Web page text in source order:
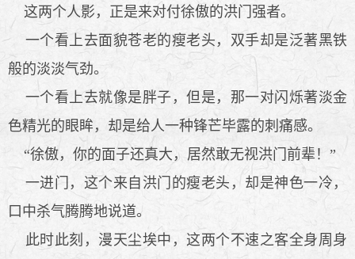
这两个人影，正是来对付徐傲的洪门强者。
一个看上去面貌苍老的瘦老头，双手却是泛著黑铁
般的淡淡气劲。
一个看上去就像是胖子，但是，那一对闪烁著淡金
色精光的眼眸，却是给人一种锋芒毕露的刺痛感。
“徐傲，你的面子还真大，居然敢无视洪门前辈！”
一进门，这个来自洪门的瘦老头，却是神色一冷，
口中杀气腾腾地说道。
此时此刻，漫天尘埃中，这两个不速之客全身周身